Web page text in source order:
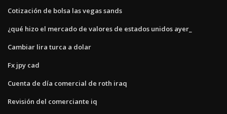
Cotización de bolsa las vegas sands
¿qué hizo el mercado de valores de estados unidos ayer_
Cambiar lira turca a dolar
Fx jpy cad
Cuenta de día comercial de roth iraq
Revisión del comerciante iq